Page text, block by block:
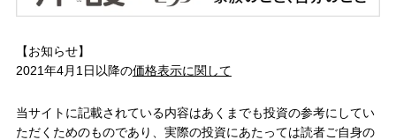
【お知らせ】
2021年4月1日以降の価格表示に関して
当サイトに記載されている内容はあくまでも投資の参考にしてい
ただくためのものであり、実際の投資にあたっては読者ご自身の